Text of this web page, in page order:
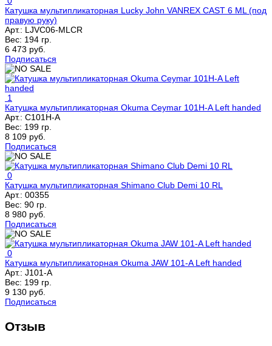
Катушка мультипликаторная Lucky John VANREX CAST 6 ML (под
правую руку)
Арт.: LJVC06-MLCR
Вес: 194 гр.
6 473 руб.
Подписаться
1
Катушка мультипликаторная Okuma Ceymar 101H-A Left handed
Арт.: C101H-A
Вес: 199 гр.
8 109 руб.
Подписаться
0
Катушка мультипликаторная Shimano Club Demi 10 RL
Арт.: 00355
Вес: 90 гр.
8 980 руб.
Подписаться
0
Катушка мультипликаторная Okuma JAW 101-A Left handed
Арт.: J101-A
Вес: 199 гр.
9 130 руб.
Подписаться
Отзыв